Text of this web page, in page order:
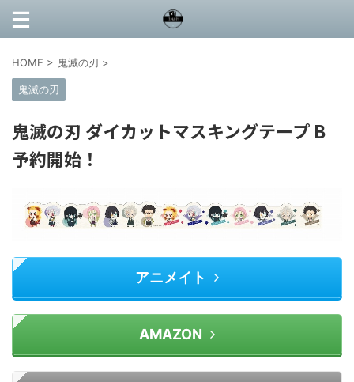
HOME > 鬼滅の刃 >
鬼滅の刃
鬼滅の刃 ダイカットマスキングテープ B
予約開始！
アニメイト
AMAZON